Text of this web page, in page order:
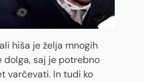
hiša je želja mnogih
dolga, saj je potrebno
varčevati. In tudi ko